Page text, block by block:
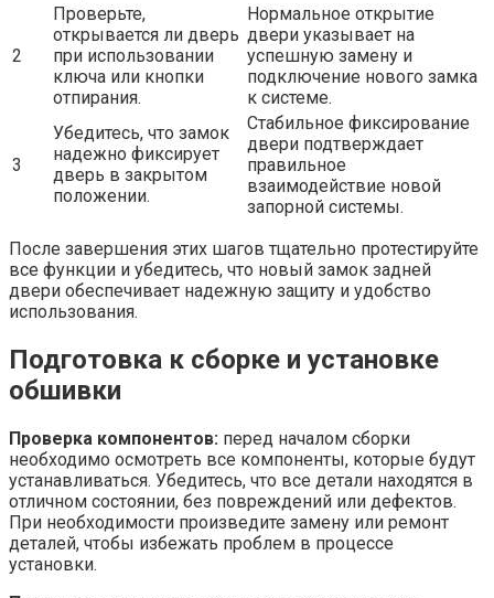
2
Проверьте,
открывается ли дверь
при использовании
ключа или кнопки
отпирания.
Нормальное открытие
двери указывает на
успешную замену и
подключение нового замка
к системе.
3
Убедитесь, что замок
надежно фиксирует
дверь в закрытом
положении.
Стабильное фиксирование
двери подтверждает
правильное
взаимодействие новой
запорной системы.
После завершения этих шагов тщательно протестируйте
все функции и убедитесь, что новый замок задней
двери обеспечивает надежную защиту и удобство
использования.
Подготовка к сборке и установке
обшивки
Проверка компонентов: перед началом сборки
необходимо осмотреть все компоненты, которые будут
устанавливаться. Убедитесь, что все детали находятся в
отличном состоянии, без повреждений или дефектов.
При необходимости произведите замену или ремонт
деталей, чтобы избежать проблем в процессе
установки.